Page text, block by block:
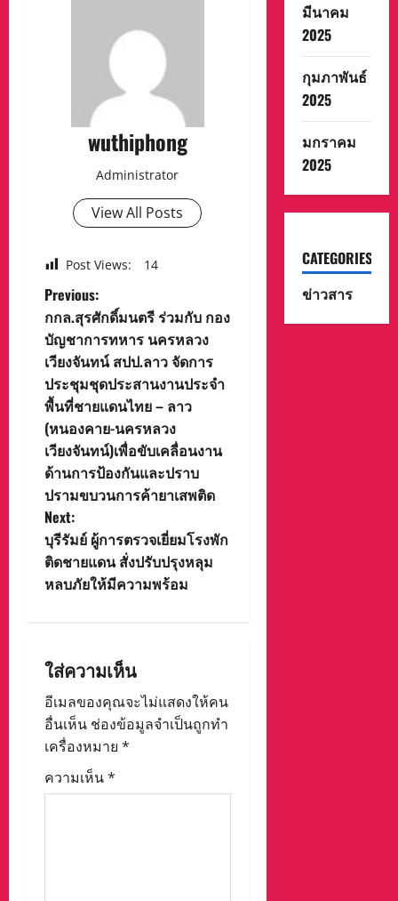
wuthiphong
Administrator
View All Posts
Post Views: 14
P
o
s
t
n
a
v
i
g
t
i
o
n
Previous:
กกล.สุรศักดิ์มนตรี ร่วมกับ กอง
บัญชาการทหาร นครหลวง
เวียงจันทน์ สปป.ลาว จัดการ
ประชุมชุดประสานงานประจำ
พื้นที่ชายแดนไทย – ลาว
(หนองคาย-นครหลวง
เวียงจันทน์)เพื่อขับเคลื่อนงาน
ด้านการป้องกันและปราบ
ปรามขบวนการค้ายาเสพติด
Next:
บุรีรัมย์ ผู้การตรวจเยี่ยมโรงพัก
ติดชายแดน สั่งปรับปรุงหลุม
หลบภัยให้มีความพร้อม
ใส่ความเห็น
อีเมลของคุณจะไม่แสดงให้คน
อื่นเห็น ช่องข้อมูลจำเป็นถูกทำ
เครื่องหมาย *
ความเห็น*
มีนาคม
2025
กุมภาพันธ์
2025
มกราคม
2025
CATEGORIES
ข่าวสาร